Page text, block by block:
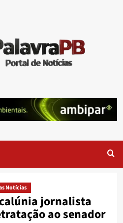
Notícias
jornalista
ao senador